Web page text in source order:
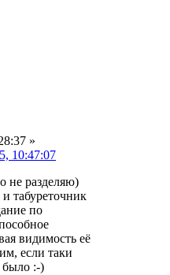
»
10:47:07
не разделяю)
табуреточник
по
видимость её
если таки
было :-)